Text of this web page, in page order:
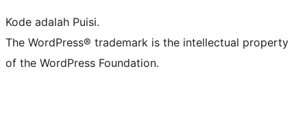
Kode adalah Puisi.
The WordPress® trademark is the intellectual property
of the WordPress Foundation.